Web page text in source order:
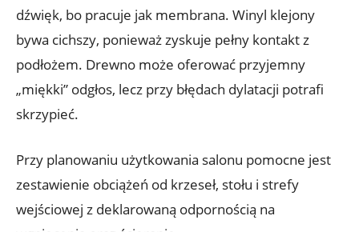
dźwięk, bo pracuje jak membrana. Winyl klejony
bywa cichszy, ponieważ zyskuje pełny kontakt z
podłożem. Drewno może oferować przyjemny
„miękki” odgłos, lecz przy błędach dylatacji potrafi
skrzypieć.
Przy planowaniu użytkowania salonu pomocne jest
zestawienie obciążeń od krzeseł, stołu i strefy
wejściowej z deklarowaną odpornością na